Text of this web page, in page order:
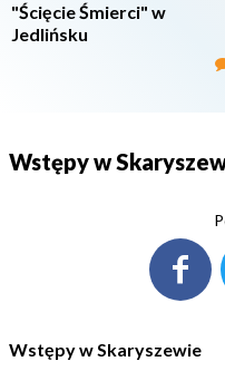
"Ścięcie Śmierci" w
Jedlińsku
Wstępy w
Wstępy w Skaryszewie